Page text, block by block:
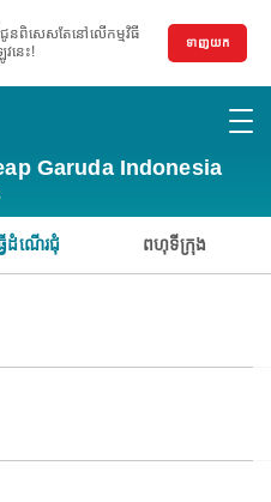
ជូនពិសេសតែនៅលើកម្មវិធី
នេះ!
ទាញយក
Garuda Indonesia
វើដំណើរជុំ ពហុទីក្រុង